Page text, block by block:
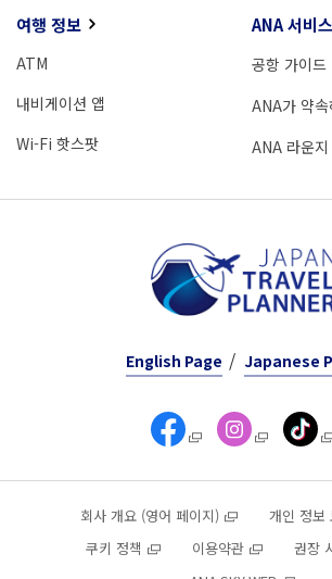
여행 정보
ATM
내비게이션 앱
Wi-Fi 핫스팟
ANA 서비
공항 가이드
ANA가 약
ANA 라운
English Page Japanese
회사 개요 (영어 페이지)
개인 정보
쿠키 정책
이용약관
권장